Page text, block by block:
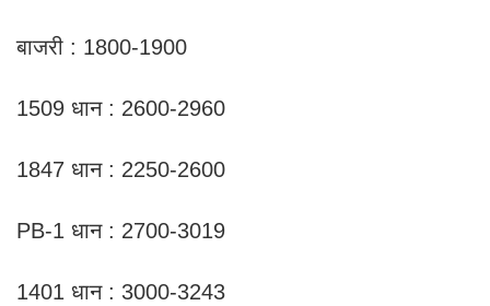
बाजरी : 1800-1900
1509 धान : 2600-2960
1847 धान : 2250-2600
PB-1 धान : 2700-3019
1401 धान : 3000-3243